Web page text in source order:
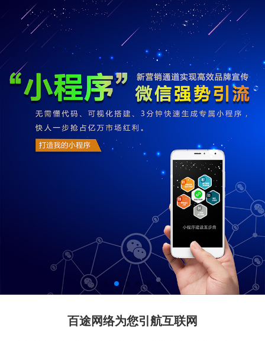
百途网络为您引航互联网